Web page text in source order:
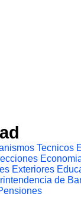
Tecnicos
Exteriores
de